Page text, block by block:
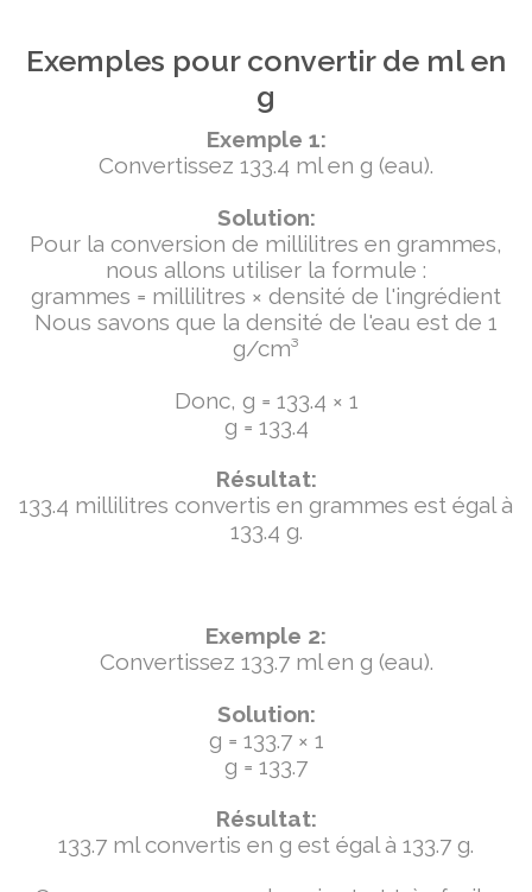
Exemples pour convertir de ml en
g
Exemple 1:
Convertissez 133.4 ml en g (eau).
Solution:
Pour la conversion de millilitres en grammes,
nous allons utiliser la formule :
grammes = millilitres × densité de l'ingrédient
Nous savons que la densité de l'eau est de 1
g/cm³
Donc, g = 133.4 × 1
g = 133.4
Résultat:
133.4 millilitres convertis en grammes est égal à
133.4 g.
Exemple 2:
Convertissez 133.7 ml en g (eau).
Solution:
g = 133.7 × 1
g = 133.7
Résultat:
133.7 ml convertis en g est égal à 133.7 g.